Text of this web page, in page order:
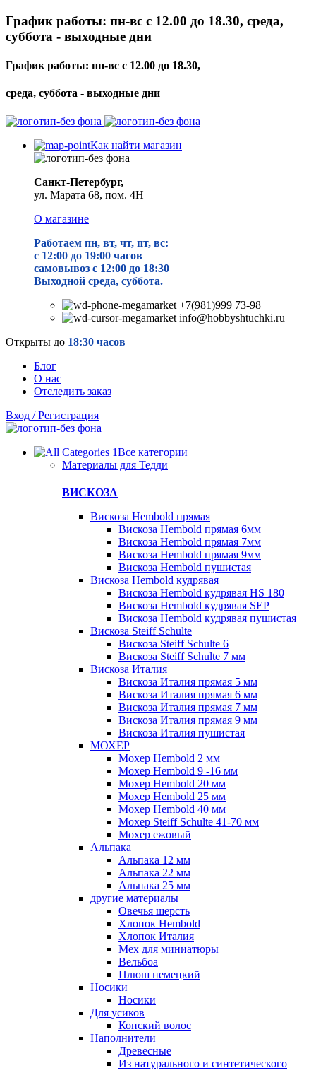
График работы: пн-вс с 12.00 до 18.30, среда,
суббота - выходные дни
График работы: пн-вс с 12.00 до 18.30,
среда, суббота - выходные дни
Как найти магазин
Санкт-Петербург,
ул. Марата 68, пом. 4Н
О магазине
Работаем пн, вт, чт, пт, вс:
с 12:00 до 19:00 часов
самовывоз с 12:00 до 18:30
Выходной среда, суббота.
+7(981)999 73-98
info@hobbyshtuchki.ru
Открыты до 18:30 часов
Блог
О нас
Отследить заказ
Вход / Регистрация
Все категории
Материалы для Тедди
ВИСКОЗА
Вискоза Hembold прямая
Вискоза Hembold прямая 6мм
Вискоза Hembold прямая 7мм
Вискоза Hembold прямая 9мм
Вискоза Hembold пушистая
Вискоза Hembold кудрявая
Вискоза Hembold кудрявая HS 180
Вискоза Hembold кудрявая SEP
Вискоза Hembold кудрявая пушистая
Вискоза Steiff Schulte
Вискоза Steiff Schulte 6
Вискоза Steiff Schulte 7 мм
Вискоза Италия
Вискоза Италия прямая 5 мм
Вискоза Италия прямая 6 мм
Вискоза Италия прямая 7 мм
Вискоза Италия прямая 9 мм
Вискоза Италия пушистая
МОХЕР
Мохер Hembold 2 мм
Мохер Hembold 9 -16 мм
Мохер Hembold 20 мм
Мохер Hembold 25 мм
Мохер Hembold 40 мм
Мохер Steiff Schulte 41-70 мм
Мохер ежовый
Альпака
Альпака 12 мм
Альпака 22 мм
Альпака 25 мм
другие материалы
Овечья шерсть
Хлопок Hembold
Хлопок Италия
Мех для миниатюры
Вельбоа
Плюш немецкий
Носики
Носики
Для усиков
Конский волос
Наполнители
Древесные
Из натурального и синтетического